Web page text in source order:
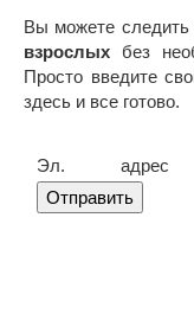
Вы можете
взрослых без
Просто введите
здесь и все готово.
Эл. адрес